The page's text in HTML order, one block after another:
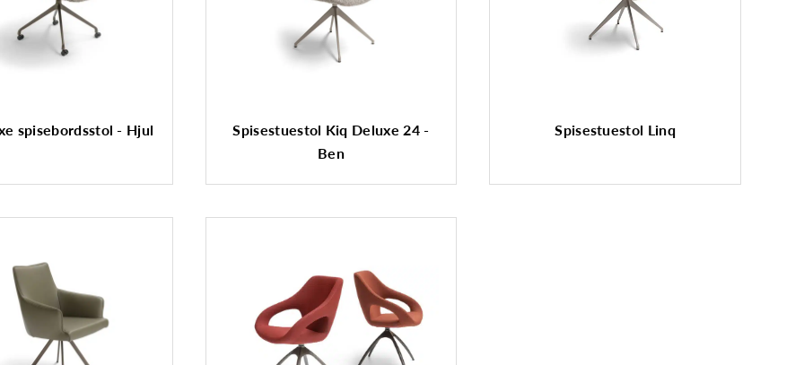
spisebordsstol - Hjul
Spisestuestol Kiq Deluxe 24 -
Ben
Spisestuestol Linq